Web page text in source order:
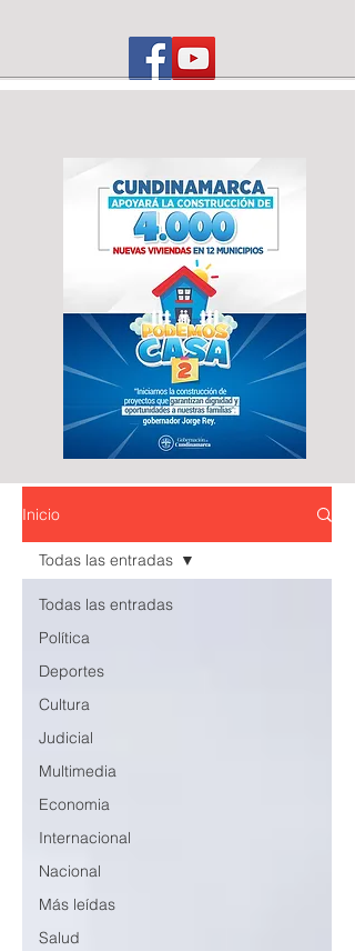
Inicio
Todas las entradas
Política
Deportes
Cultura
Judicial
Multimedia
Economia
Internacional
Nacional
Más leídas
Salud
Todas las entradas